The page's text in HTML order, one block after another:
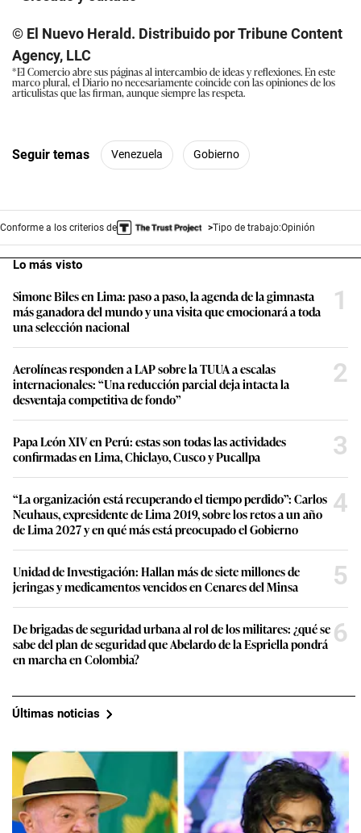
© El Nuevo Herald. Distribuido por Tribune Content
Agency, LLC
*El Comercio abre sus páginas al intercambio de ideas y reflexiones. En este
marco plural, el Diario no necesariamente coincide con las opiniones de los
articulistas que las firman, aunque siempre las respeta.
Seguir temas Venezuela Gobierno
Conforme a los criterios de Tipo de trabajo:Opinión
Lo más visto
Simone Biles en Lima: paso a paso, la agenda de la gimnasta
más ganadora del mundo y una visita que emocionará a toda
una selección nacional
1
Aerolíneas responden a LAP sobre la TUUA a escalas
internacionales: “Una reducción parcial deja intacta la
desventaja competitiva de fondo”
2
Papa León XIV en Perú: estas son todas las actividades
confirmadas en Lima, Chiclayo, Cusco y Pucallpa
3
“La organización está recuperando el tiempo perdido”: Carlos
Neuhaus, expresidente de Lima 2019, sobre los retos a un año
de Lima 2027 y en qué más está preocupado el Gobierno
4
Unidad de Investigación: Hallan más de siete millones de
jeringas y medicamentos vencidos en Cenares del Minsa
5
De brigadas de seguridad urbana al rol de los militares: ¿qué se
sabe del plan de seguridad que Abelardo de la Espriella pondrá
en marcha en Colombia?
6
Últimas noticias